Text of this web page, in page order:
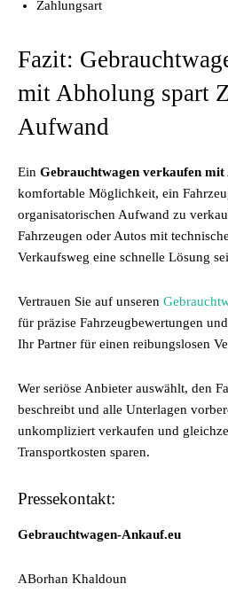
Zahlungsart
Fazit:
mit Abholung spart
Aufwand
Ein Gebrauchtwagen verkaufen mit
komfortable Möglichkeit, ein
organisatorischen Aufwand zu
Fahrzeugen oder Autos mit
Verkaufsweg eine schnelle Lösung
Vertrauen Sie auf unseren
für präzise Fahrzeugbewertungen
Ihr Partner für einen reibungslosen
Wer seriöse Anbieter auswählt, den
beschreibt und alle Unterlagen
unkompliziert verkaufen und
Transportkosten sparen.
Pressekontakt:
Gebrauchtwagen-Ankauf.eu
ABorhan Khaldoun